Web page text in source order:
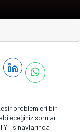
problemleri bir
soruları
sınavlarında